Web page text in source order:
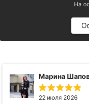
На
Анна
17 июля 2026